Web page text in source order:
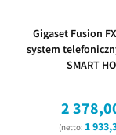
Gigaset Fusion
system
SMART
2
(netto: 1